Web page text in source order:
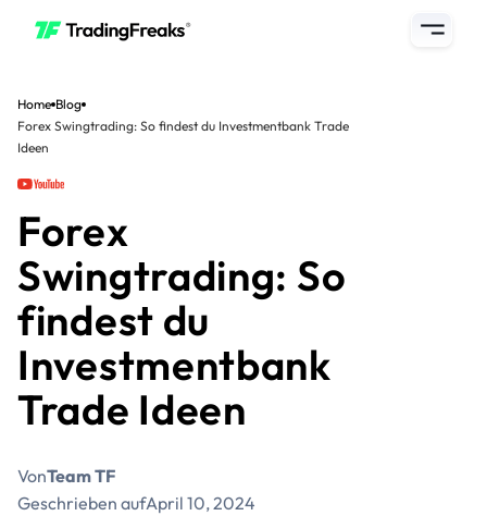
Home Blog
Forex Swingtrading: So findest du Investmentbank Trade
Ideen
Forex
Swingtrading: So
findest du
Investmentbank
Trade Ideen
VonTeam TF
Geschrieben aufApril 10, 2024